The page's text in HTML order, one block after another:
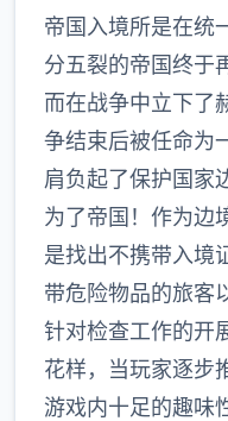
帝国入境所是在统
分五裂的帝国终于
而在战争中立下了
争结束后被任命为
肩负起了保护国家
为了帝国！作为边
是找出不携带入境
带危险物品的旅客
针对检查工作的开
花样，当玩家逐步
游戏内十足的趣味